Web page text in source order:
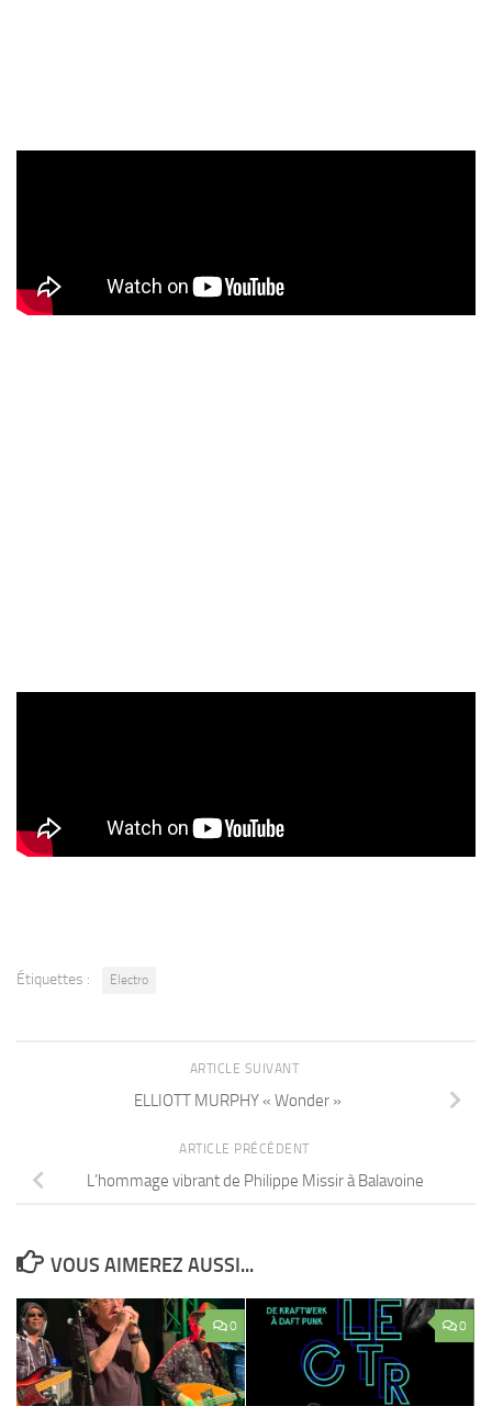
Étiquettes : Electro
ARTICLE SUIVANT
ELLIOTT MURPHY « Wonder »
ARTICLE PRÉCÉDENT
L’hommage vibrant de Philippe Missir à Balavoine
VOUS AIMEREZ AUSSI...
0 0